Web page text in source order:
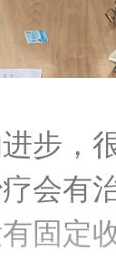
步，
会有
固定